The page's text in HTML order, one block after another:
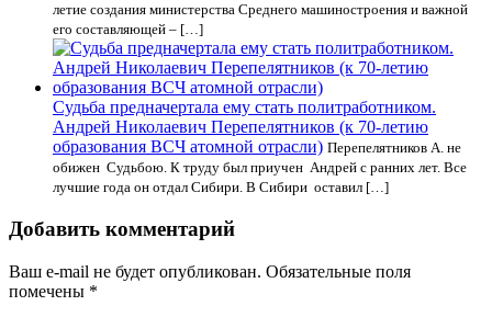
летие создания министерства Среднего машиностроения и важной
его составляющей – […]
Судьба предначертала ему стать политработником.
Андрей Николаевич Перепелятников (к 70-летию
образования ВСЧ атомной отрасли) Перепелятников А. не
обижен Судьбою. К труду был приучен Андрей с ранних лет. Все
лучшие года он отдал Сибири. В Сибири оставил […]
Добавить комментарий
Ваш e-mail не будет опубликован. Обязательные поля
помечены *